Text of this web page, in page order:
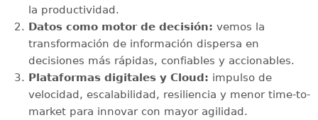
la productividad.
Datos como motor de decisión: vemos la
transformación de información dispersa en
decisiones más rápidas, confiables y accionables.
Plataformas digitales y Cloud: impulso de
velocidad, escalabilidad, resiliencia y menor time-to-
market para innovar con mayor agilidad.